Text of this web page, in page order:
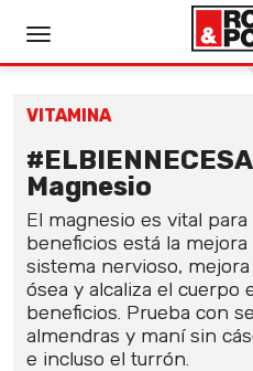
VITAMINA
Magnesio
El magnesio es vital
beneficios está la
sistema nervioso,
ósea y alcaliza el cuerpo
beneficios. Prueba con
almendras y maní sin
e incluso el turrón.